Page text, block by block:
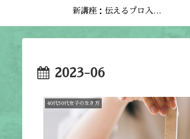
新講座：伝えるプロ入門プログラム
2023-06
40代50代女子の生き方